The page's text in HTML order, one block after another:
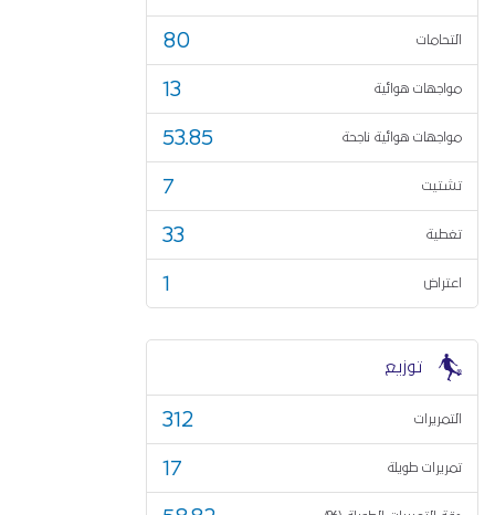
التحامات 80
مواجهات هوائية 13
مواجهات هوائية ناجحة 53.85
تشتيت 7
تغطية 33
اعتراض 1
توزيع
التمريرات 312
تمريرات طويلة 17